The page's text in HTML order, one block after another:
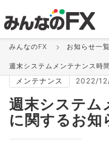
お知ら
みんなのFX お知らせ一覧
週末システムメンテナンス時
メンテナンス 2022/
週末システム
に関するお知